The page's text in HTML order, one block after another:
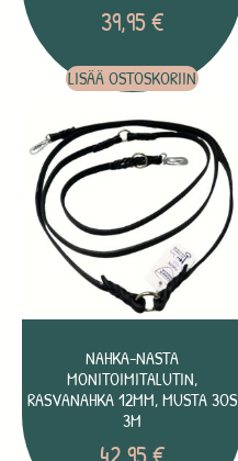
39,95€
LISÄÄ OSTOSKORIIN
NAHKA-NASTA
MONITOIMITALUTIN,
RASVANAHKA 12MM, MUSTA 3OS
3M